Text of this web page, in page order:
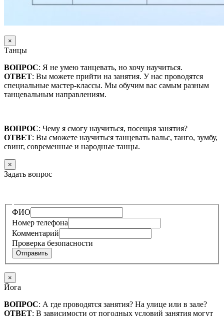
×
Танцы
ВОПРОС: Я не умею танцевать, но хочу научиться.
ОТВЕТ: Вы можете прийти на занятия. У нас проводятся
специальные мастер-классы. Мы обучим вас самым разным
танцевальным направлениям.
ВОПРОС: Чему я смогу научиться, посещая занятия?
ОТВЕТ: Вы сможете научиться танцевать вальс, танго, зумбу,
свинг, современные и народные танцы.
×
Задать вопрос
ФИО
Номер телефона
Комментарий
Проверка безопасности
Отправить
×
Йога
ВОПРОС: А где проводятся занятия? На улице или в зале?
ОТВЕТ: В зависимости от погодных условий занятия могут